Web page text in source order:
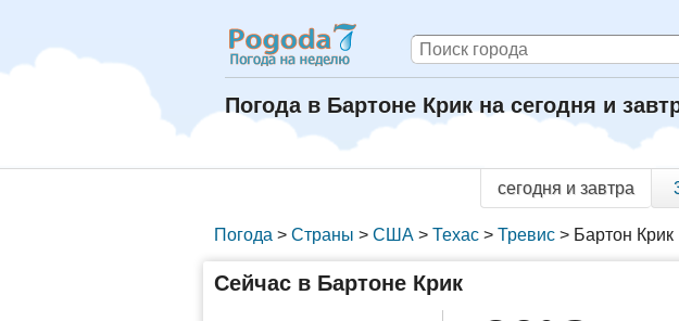
Погода в Бартоне Крик на сегодня и
сегодня и завтра
Погода > Страны > США > Техас > Тревис > Бартон Крик
Сейчас в Бартоне Крик